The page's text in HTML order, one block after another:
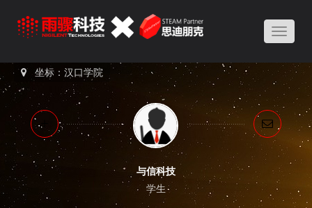
Toggle
坐标：汉口学院
与信科技
学生